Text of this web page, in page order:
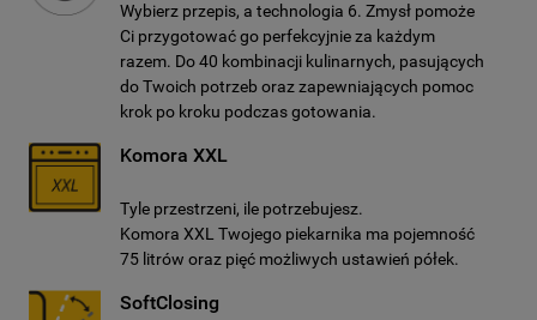
Wybierz przepis, a technologia 6. Zmysł pomoże
Ci przygotować go perfekcyjnie za każdym
razem. Do 40 kombinacji kulinarnych, pasujących
do Twoich potrzeb oraz zapewniających pomoc
krok po kroku podczas gotowania.
Komora XXL
Tyle przestrzeni, ile potrzebujesz.
Komora XXL Twojego piekarnika ma pojemność
75 litrów oraz pięć możliwych ustawień półek.
SoftClosing